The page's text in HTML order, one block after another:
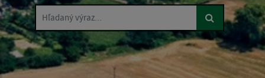
Hľadaný výraz...